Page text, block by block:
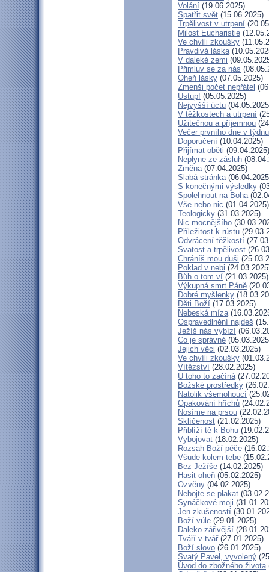
Volání (19.06.2025)
Spatřit svět (15.06.2025)
Trpělivost v utrpení
Milost Eucharistie
Ve chvíli zkoušky
Pravdivá láska
V daleké zemi
Přimluv se za nás
Oheň lásky (07.05.2025)
Zmenši počet nepřátel
Ustup! (05.05.2025)
Nejvyšší úctu
V těžkostech a utrpení
Užitečnou a příjemnou
Večer prvního dne v týdnu
Doporučení (10.04.2025)
Přijímat oběti (09.04.2025)
Neplyne ze zásluh
Změna(07.04.2025)
Slabá stránka
S konečnými výsledky
Spolehnout na Boha
Vše nebo nic (01.04.2025)
Teologicky (31.03.2025)
Nic mocnějšího
Příležitost k růstu
Odvrácení těžkostí
Svatost a trpělivost
Chráníš mou duši
Poklad v nebi
Bůh o tom ví (21.03.2025)
Výkupná smrt Páně
Dobré myšlenky
Děti Boží (17.03.2025)
Nebeská míza
Ospravedlnění najdeš
Ježíš nás vybízí
Co je správné
Jejich věci (02.03.2025)
Ve chvíli zkoušky
Vítězství (28.02.2025)
U toho to začíná
Božské prostředky
Natolik všemohoucí
Opakování hříchů
Nosíme na prsou
Sklíčenost (21.02.2025)
Přiblíží tě k Bohu
Vybojovat (18.02.2025)
Rozsah Boží péče
Všude kolem tebe
Bez Ježíše (14.02.2025)
Hasit oheň (05.02.2025)
Ozvěny (04.02.2025)
Nebojte se plakat
Synáčkové moji
Jen zkušeností
Boží vůle (29.01.2025)
Daleko zářivější
Tváří v tvář(27.01.2025)
Boží slovo (26.01.2025)
Svatý Pavel, vyvolený
Úvod do zbožného života